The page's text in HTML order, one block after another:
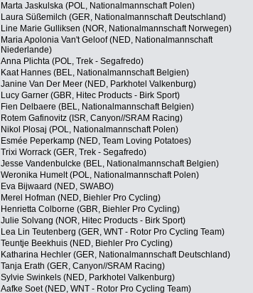
Marta Jaskulska (POL, Nationalmannschaft Polen)
Laura Süßemilch (GER, Nationalmannschaft Deutschland)
Line Marie Gulliksen (NOR, Nationalmannschaft Norwegen)
Maria Apolonia Van't Geloof (NED, Nationalmannschaft
Niederlande)
Anna Plichta (POL, Trek - Segafredo)
Kaat Hannes (BEL, Nationalmannschaft Belgien)
Janine Van Der Meer (NED, Parkhotel Valkenburg)
Lucy Garner (GBR, Hitec Products - Birk Sport)
Fien Delbaere (BEL, Nationalmannschaft Belgien)
Rotem Gafinovitz (ISR, Canyon//SRAM Racing)
Nikol Plosaj (POL, Nationalmannschaft Polen)
Esmée Peperkamp (NED, Team Loving Potatoes)
Trixi Worrack (GER, Trek - Segafredo)
Jesse Vandenbulcke (BEL, Nationalmannschaft Belgien)
Weronika Humelt (POL, Nationalmannschaft Polen)
Eva Bijwaard (NED, SWABO)
Merel Hofman (NED, Biehler Pro Cycling)
Henrietta Colborne (GBR, Biehler Pro Cycling)
Julie Solvang (NOR, Hitec Products - Birk Sport)
Lea Lin Teutenberg (GER, WNT - Rotor Pro Cycling Team)
Teuntje Beekhuis (NED, Biehler Pro Cycling)
Katharina Hechler (GER, Nationalmannschaft Deutschland)
Tanja Erath (GER, Canyon//SRAM Racing)
Sylvie Swinkels (NED, Parkhotel Valkenburg)
Aafke Soet (NED, WNT - Rotor Pro Cycling Team)